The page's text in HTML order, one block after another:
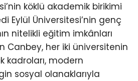
köklü akademik birikimi
Eylül Üniversitesi’nin genç
nitelikli eğitim imkânları
Canbey, her iki üniversitenin
kadroları, modern
sosyal olanaklarıyla